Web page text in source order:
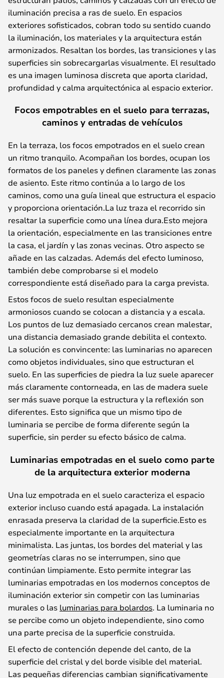
iluminación precisa a ras de suelo. En espacios
exteriores sofisticados, cobran todo su sentido cuando
la iluminación, los materiales y la arquitectura están
armonizados. Resaltan los bordes, las transiciones y las
superficies sin sobrecargarlas visualmente. El resultado
es una imagen luminosa discreta que aporta claridad,
profundidad y calma arquitectónica al espacio exterior.
Focos empotrables en el suelo para terrazas,
caminos y entradas de vehículos
En la terraza, los focos empotrados en el suelo crean
un ritmo tranquilo. Acompañan los bordes, ocupan los
formatos de los paneles y definen claramente las zonas
de asiento. Este ritmo continúa a lo largo de los
caminos, como una guía lineal que estructura el espacio
y proporciona orientación.La luz traza el recorrido sin
resaltar la superficie como una línea dura.Esto mejora
la orientación, especialmente en las transiciones entre
la casa, el jardín y las zonas vecinas. Otro aspecto se
añade en las calzadas. Además del efecto luminoso,
también debe comprobarse si el modelo
correspondiente está diseñado para la carga prevista.
Estos focos de suelo resultan especialmente
armoniosos cuando se colocan a distancia y a escala.
Los puntos de luz demasiado cercanos crean malestar,
una distancia demasiado grande debilita el contexto.
La solución es convincente: las luminarias no aparecen
como objetos individuales, sino que estructuran el
suelo. En las superficies de piedra la luz suele aparecer
más claramente contorneada, en las de madera suele
ser más suave porque la estructura y la reflexión son
diferentes. Esto significa que un mismo tipo de
luminaria se percibe de forma diferente según la
superficie, sin perder su efecto básico de calma.
Luminarias empotradas en el suelo como parte
de la arquitectura exterior moderna
Una luz empotrada en el suelo caracteriza el espacio
exterior incluso cuando está apagada. La instalación
enrasada preserva la claridad de la superficie.Esto es
especialmente importante en la arquitectura
minimalista. Las juntas, los bordes del material y las
geometrías claras no se interrumpen, sino que
continúan limpiamente. Esto permite integrar las
luminarias empotradas en los modernos conceptos de
iluminación exterior sin competir con las luminarias
murales o las luminarias para bolardos. La luminaria no
se percibe como un objeto independiente, sino como
una parte precisa de la superficie construida.
El efecto de contención depende del canto, de la
superficie del cristal y del borde visible del material.
Las pequeñas diferencias cambian significativamente